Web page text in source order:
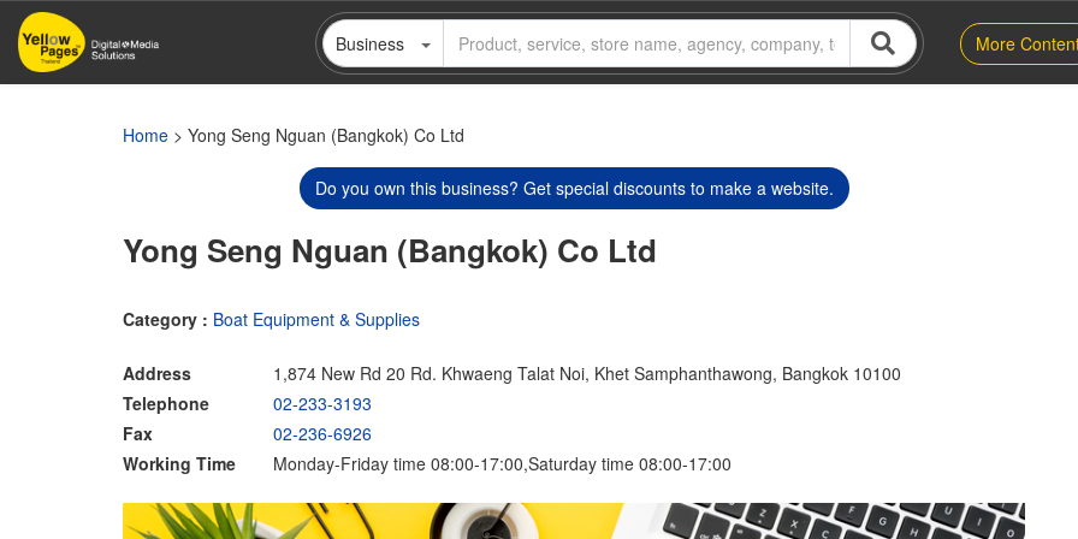
Skip
main
Business More
Home > Yong Seng Nguan (Bangkok) Co Ltd
Do you own this business? Get special discounts to make a website.
Yong Seng Nguan (Bangkok) Co Ltd
Category : Boat Equipment & Supplies
Address
1,874 New Rd 20 Rd. Khwaeng Talat Noi, Khet Samphanthawong, Bangkok 10100
Telephone
02-233-3193
Fax
02-236-6926
Working Time
Monday-Friday time 08:00-17:00,Saturday time 08:00-17:00